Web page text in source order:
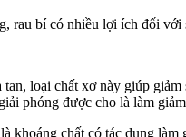
rau bí có nhiều lợi ích đối với
loại chất xơ này giúp
phóng được cho là làm
khoáng chất có tác dụng